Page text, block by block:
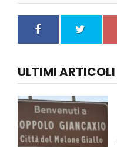
ULTIMI ARTICOLI